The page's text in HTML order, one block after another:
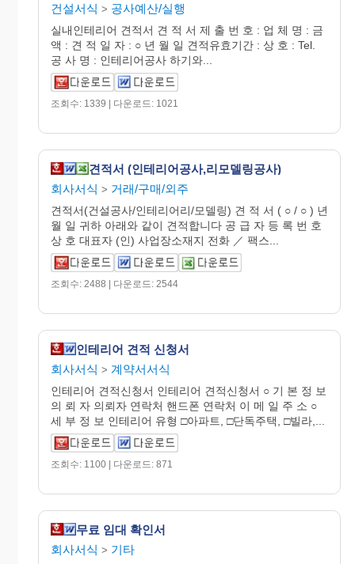
건설서식 > 공사예산/실행
실내인테리어 견적서 견 적 서 제 출 번 호 : 업 체 명 : 금
액 : 견 적 일 자 : ○ 년 월 일 견적유효기간 : 상 호 : Tel.
공 사 명 : 인테리어공사 하기와...
조회수: 1339 | 다운로드: 1021
견적서 (인테리어공사,리모델링공사)
회사서식 > 거래/구매/외주
견적서(건설공사/인테리어리/모델링) 견 적 서 ( ○ / ○ ) 년
월 일 귀하 아래와 같이 견적합니다 공 급 자 등 록 번 호
상 호 대표자 (인) 사업장소재지 전화 ／ 팩스...
조회수: 2488 | 다운로드: 2544
인테리어 견적 신청서
회사서식 > 계약서서식
인테리어 견적신청서 인테리어 견적신청서 ○ 기 본 정 보
의 뢰 자 의뢰자 연락처 핸드폰 연락처 이 메 일 주 소 ○
세 부 정 보 인테리어 유형 □아파트, □단독주택, □빌라,...
조회수: 1100 | 다운로드: 871
무료 임대 확인서
회사서식 > 기타